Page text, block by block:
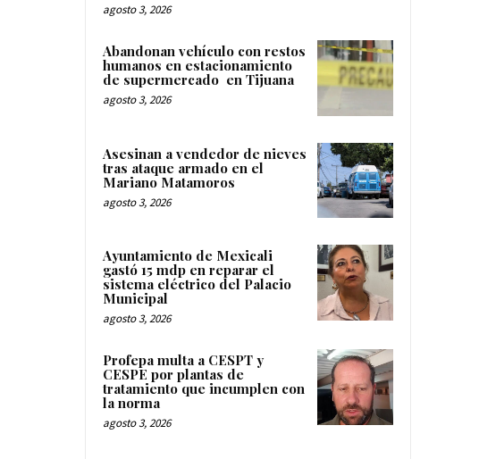
agosto 3, 2026
Abandonan vehículo con restos
humanos en estacionamiento
de supermercado en Tijuana
agosto 3, 2026
Asesinan a vendedor de nieves
tras ataque armado en el
Mariano Matamoros
agosto 3, 2026
Ayuntamiento de Mexicali
gastó 15 mdp en reparar el
sistema eléctrico del Palacio
Municipal
agosto 3, 2026
Profepa multa a CESPT y
CESPE por plantas de
tratamiento que incumplen con
la norma
agosto 3, 2026